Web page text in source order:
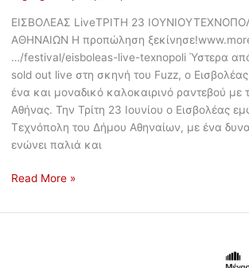
ΕΙΣΒΟΛΕΑΣ LiveΤΡΙΤΗ 23
ΑΘΗΝΑΙΩΝ H προπώληση
…/festival/eisboleas-live-texnopoli Ύστερα
sold out live στη σκηνή του Fuzz, ο Εισβολέας
ένα και μοναδικό καλοκαιρινό ραντεβού με
Αθήνας. Την Τρίτη 23 Ιουνίου ο Εισβολέας
Τεχνόπολη του Δήμου Αθηναίων, με ένα
ενώνει παλιά και
Read More »